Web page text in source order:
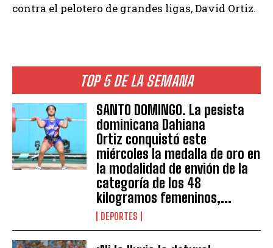
TOP 5 DE LA SEMANA
SANTO DOMINGO. La pesista
dominicana Dahiana
Ortiz conquistó este
miércoles la medalla de oro en
la modalidad de envión de la
categoría de los 48
kilogramos femeninos,...
DEPORTES
contra el pelotero de grandes ligas, David Ortiz.